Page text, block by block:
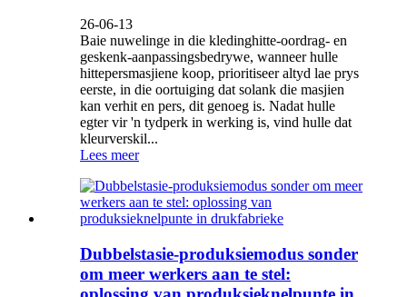
26-06-13
Baie nuwelinge in die kledinghitte-oordrag- en
geskenk-aanpassingsbedrywe, wanneer hulle
hittepersmasjiene koop, prioritiseer altyd lae prys
eerste, in die oortuiging dat solank die masjien
kan verhit en pers, dit genoeg is. Nadat hulle
egter vir 'n tydperk in werking is, vind hulle dat
kleurverskil...
Lees meer
Dubbelstasie-produksiemodus sonder
om meer werkers aan te stel: